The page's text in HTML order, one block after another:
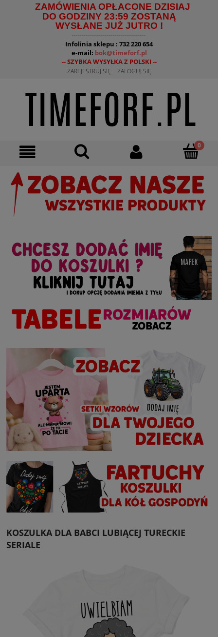
ZAMÓWIENIA OPŁACONE DZISIAJ
DO GODZINY 23:59 ZOSTANĄ
WYSŁANE JUŻ JUTRO !
--------------------------------------
Infolinia sklepu : 732 220 654
e-mail: bok@timeforf.pl
-- SZYBKA WYSYŁKA Z POLSKI --
ZAREJESTRUJ SIĘ ZALOGUJ SIĘ
KOSZULKA DLA BABCI LUBIĄCEJ TURECKIE
SERIALE